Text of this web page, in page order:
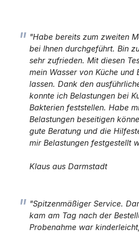
"Habe bereits zum zweiten
bei Ihnen durchgeführt. Bin
sehr zufrieden. Mit diesen
mein Wasser von Küche und
lassen. Dank den
konnte ich Belastungen bei
Bakterien feststellen. Habe
Belastungen beseitigen
gute Beratung und die
mir Belastungen festgestellt
Klaus aus Darmstadt
"Spitzenmäßiger Service.
kam am Tag nach der
Probenahme war